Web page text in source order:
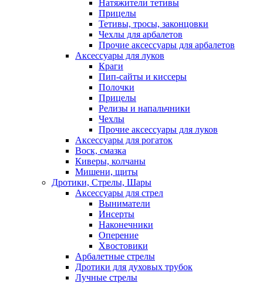
Натяжители тетивы
Прицелы
Тетивы, тросы, законцовки
Чехлы для арбалетов
Прочие аксессуары для арбалетов
Аксессуары для луков
Краги
Пип-сайты и киссеры
Полочки
Прицелы
Релизы и напальчники
Чехлы
Прочие аксессуары для луков
Аксессуары для рогаток
Воск, смазка
Киверы, колчаны
Мишени, щиты
Дротики, Стрелы, Шары
Аксессуары для стрел
Выниматели
Инсерты
Наконечники
Оперение
Хвостовики
Арбалетные стрелы
Дротики для духовых трубок
Лучные стрелы